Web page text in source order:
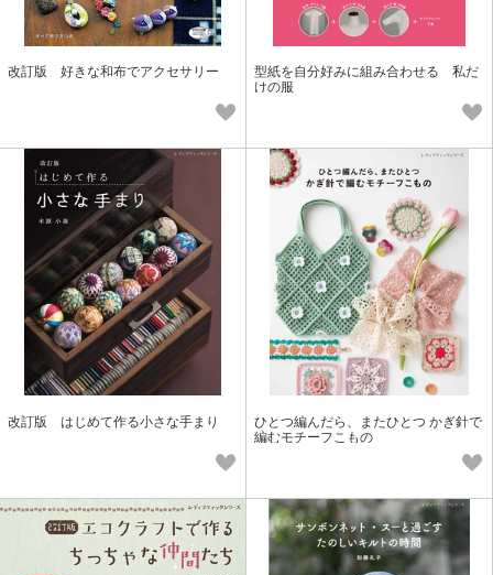
改訂版 好きな和布でアクセサリー
型紙を自分好みに組み合わせる 私だ
けの服
改訂版 はじめて作る小さな手まり
ひとつ編んだら、またひとつ かぎ針で
編むモチーフこもの